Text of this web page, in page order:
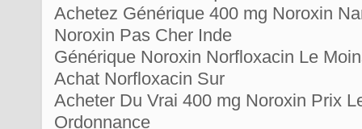
Achetez Générique 400 mg Noroxin
Noroxin Pas Cher Inde
Générique Noroxin Norfloxacin Le
Achat Norfloxacin Sur
Acheter Du Vrai 400 mg Noroxin Prix
Ordonnance